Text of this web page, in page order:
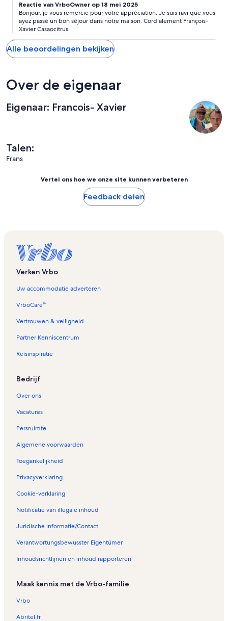
is magnifiek en Monchique is een leuk oud stadje. Al met al zeer
de moeite waard en voor herhaling vatbaar.
Reactie van VrboOwner op 18 mei 2025
Bonjour, je vous remercie pour votre appréciation. Je suis ravi que vous
ayez passé un bon séjour dans notre maison. Cordialement François-
Xavier Casaocitrus
Alle beoordelingen bekijken
Over de eigenaar
Eigenaar: Francois- Xavier
Talen:
Frans
Vertel ons hoe we onze site kunnen verbeteren
Feedback delen
Verken Vrbo
Uw accommodatie adverteren
VrboCare™
Vertrouwen & veiligheid
Partner Kenniscentrum
Reisinspiratie
Bedrijf
Over ons
Vacatures
Persruimte
Algemene voorwaarden
Toegankelijkheid
Privacyverklaring
Cookie-verklaring
Notificatie van illegale inhoud
Juridische informatie/Contact
Verantwortungsbewusster Eigentümer
Inhoudsrichtlijnen en inhoud rapporteren
Maak kennis met de Vrbo-familie
Vrbo
Abritel.fr